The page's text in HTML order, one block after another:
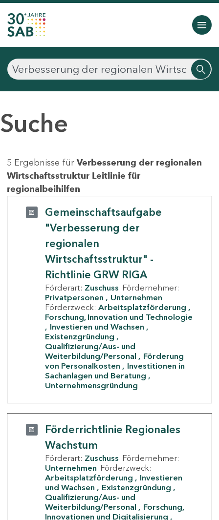
Suche
5 Ergebnisse für Verbesserung der regionalen
Wirtschaftsstruktur Leitlinie für
regionalbeihilfen
Gemeinschaftsaufgabe
"Verbesserung der
regionalen
Wirtschaftsstruktur" -
Richtlinie GRW RIGA
Förderart: Zuschuss Fördernehmer:
Privatpersonen
Unternehmen
Förderzweck: Arbeitsplatzförderung
Forschung, Innovation und Technologie
Investieren und Wachsen
Existenzgründung
Qualifizierung/Aus- und
Weiterbildung/Personal
Förderung
von Personalkosten
Investitionen in
Sachanlagen und Beratung
Unternehmensgründung
Förderrichtlinie Regionales
Wachstum
Förderart: Zuschuss Fördernehmer:
Unternehmen Förderzweck:
Arbeitsplatzförderung
Investieren
und Wachsen
Existenzgründung
Qualifizierung/Aus- und
Weiterbildung/Personal
Forschung,
Innovationen und Digitalisierung